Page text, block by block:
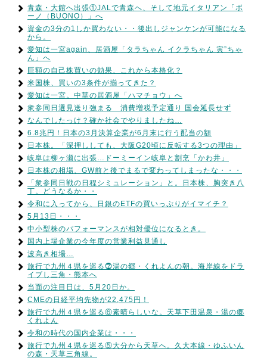
青森・大館へ出張①JALで青森へ、そして地元イタリアン「ボ
ーノ（BUONO）」へ
資金の3分の1しか買わない・・後出しジャンケンが可能になる
から。
愛知は一宮again、居酒屋「タラちゃん イクラちゃん 寅”ちゃ
ん」へ
巨額の自己株買いの効果、これから本格化？
米国株、買いの3条件が揃ってきた？
愛知は一宮。中華の居酒屋「ハマチョウ」へ
衆参同日選見送り強まる 消費増税予定通り 国会延長せず
なんでしたっけ？確か社会でやりましたね…
6.8兆円！日本の3月決算企業が6月末に行う配当の額
日本株。「深押ししても、大阪G20頃に反転する3つの理由」
岐阜は柳ヶ瀬に出張…ドーミーイン岐阜と割烹「かわ井」
日本株の相場、GW前と後でまるで変わってしまったな・・・
「衆参同日戦の日程シミュレーション」と。日本株、胸突き八
丁。どうなるか・・
令和に入ってから、日銀のETFの買いっぷりがイマイチ？
5月13日・・・
中小型株のパフォーマンスが相対優位になるとき。
国内上場企業の今年度の営業利益見通し
波高き相場…
旅行で九州４県を巡る⓻湯の郷・くれよんの朝。海岸線をドラ
イブし三角・熊本へ
当面の注目日は、5月20日か。
CMEの日経平均先物が22,475円！
旅行で九州４県を巡る⑥素晴らしいな。天草下田温泉・湯の郷
くれよん
令和の時代の国内企業は・・・
旅行で九州４県を巡る⑤大分から天草へ。久大本線・ゆふいん
の森・天草三角線。